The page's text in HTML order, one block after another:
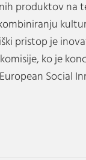
produktov na
pristop je
ko je
Social